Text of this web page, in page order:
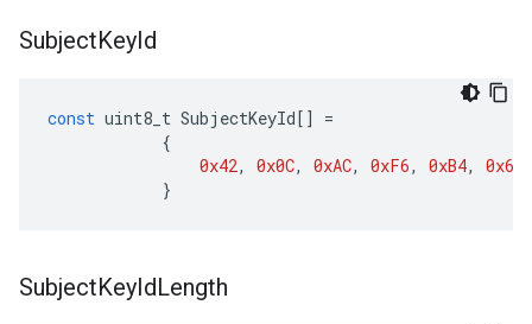
SubjectKeyId
const uint8_t SubjectKeyId[]
=
{
0x42, 0x0C, 0xAC, 0xF6, 0xB4, 0x64
}
SubjectKeyIdLength